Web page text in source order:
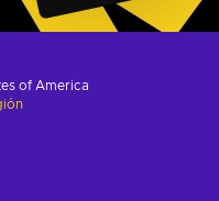
of America